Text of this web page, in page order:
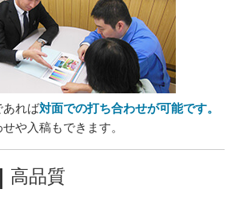
あれば対面での打ち合わせが可能です。
や入稿もできます。
高品質